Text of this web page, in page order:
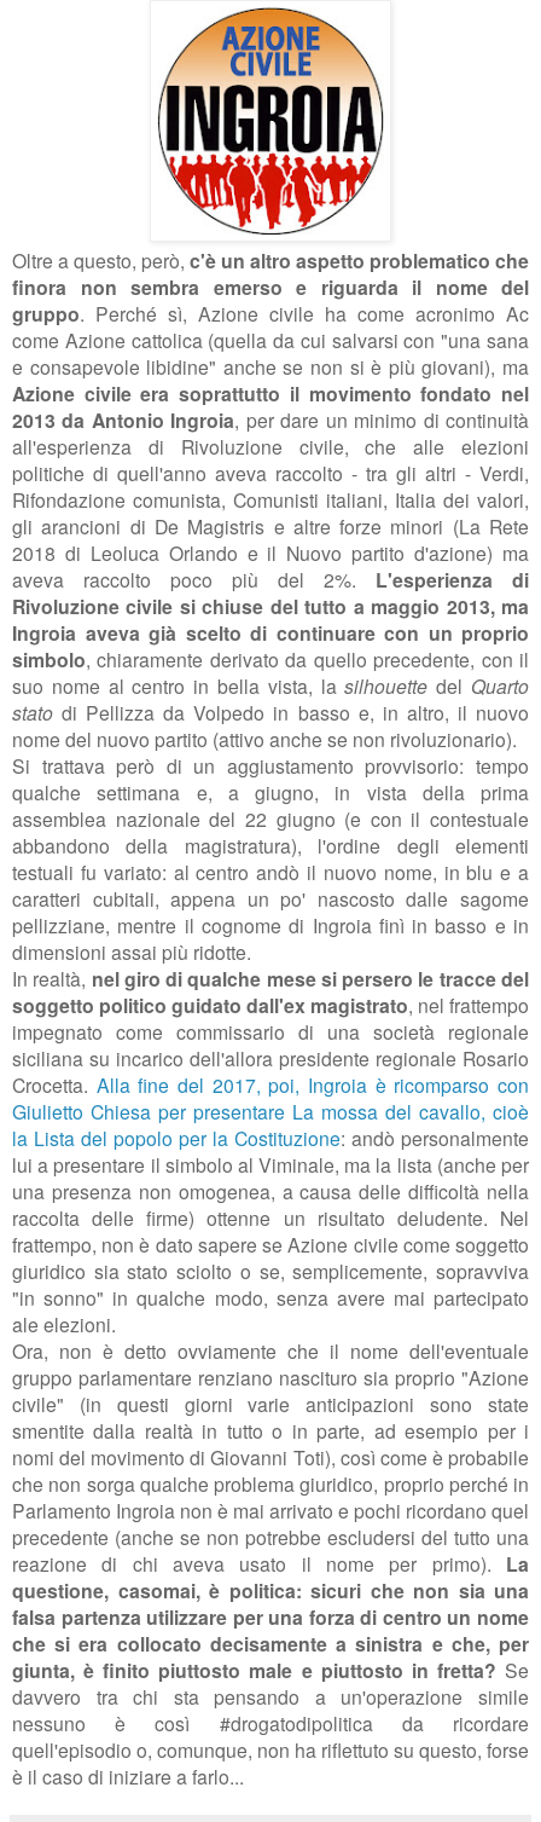
Oltre a questo, però, c'è un altro aspetto problematico che
finora non sembra emerso e riguarda il nome del
gruppo. Perché sì, Azione civile ha come acronimo Ac
come Azione cattolica (quella da cui salvarsi con "una sana
e consapevole libidine" anche se non si è più giovani), ma
Azione civile era soprattutto il movimento fondato nel
2013 da Antonio Ingroia, per dare un minimo di continuità
all'esperienza di Rivoluzione civile, che alle elezioni
politiche di quell'anno aveva raccolto - tra gli altri - Verdi,
Rifondazione comunista, Comunisti italiani, Italia dei valori,
gli arancioni di De Magistris e altre forze minori (La Rete
2018 di Leoluca Orlando e il Nuovo partito d'azione) ma
aveva raccolto poco più del 2%. L'esperienza di
Rivoluzione civile si chiuse del tutto a maggio 2013, ma
Ingroia aveva già scelto di continuare con un proprio
simbolo, chiaramente derivato da quello precedente, con il
suo nome al centro in bella vista, lasilhouettedel Quarto
statodi Pellizza da Volpedo in basso e, in altro, il nuovo
nome del nuovo partito (attivo anche se non rivoluzionario).
Si trattava però di un aggiustamento provvisorio: tempo
qualche settimana e, a giugno, in vista della prima
assemblea nazionale del 22 giugno (e con il contestuale
abbandono della magistratura), l'ordine degli elementi
testuali fu variato: al centro andò il nuovo nome, in blu e a
caratteri cubitali, appena un po' nascosto dalle sagome
pellizziane, mentre il cognome di Ingroia finì in basso e in
dimensioni assai più ridotte.
In realtà, nel giro di qualche mese si persero le tracce del
soggetto politico guidato dall'ex magistrato, nel frattempo
impegnato come commissario di una società regionale
siciliana su incarico dell'allora presidente regionale Rosario
Crocetta. Alla fine del 2017, poi, Ingroia è ricomparso con
Giulietto Chiesa per presentare La mossa del cavallo, cioè
la Lista del popolo per la Costituzione: andò personalmente
lui a presentare il simbolo al Viminale, ma la lista (anche per
una presenza non omogenea, a causa delle difficoltà nella
raccolta delle firme) ottenne un risultato deludente. Nel
frattempo, non è dato sapere se Azione civile come soggetto
giuridico sia stato sciolto o se, semplicemente, sopravviva
"in sonno" in qualche modo, senza avere mai partecipato
ale elezioni.
Ora, non è detto ovviamente che il nome dell'eventuale
gruppo parlamentare renziano nascituro sia proprio "Azione
civile" (in questi giorni varie anticipazioni sono state
smentite dalla realtà in tutto o in parte, ad esempio per i
nomi del movimento di Giovanni Toti), così come è probabile
che non sorga qualche problema giuridico, proprio perché in
Parlamento Ingroia non è mai arrivato e pochi ricordano quel
precedente (anche se non potrebbe escludersi del tutto una
reazione di chi aveva usato il nome per primo). La
questione, casomai, è politica: sicuri che non sia una
falsa partenza utilizzare per una forza di centro un nome
che si era collocato decisamente a sinistra e che, per
giunta, è finito piuttosto male e piuttosto in fretta? Se
davvero tra chi sta pensando a un'operazione simile
nessuno è così #drogatodipolitica da ricordare
quell'episodio o, comunque, non ha riflettuto su questo, forse
è il caso di iniziare a farlo...